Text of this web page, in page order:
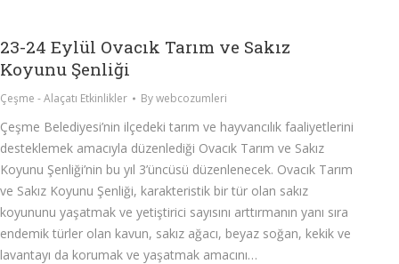
23-24 Eylül Ovacık Tarım ve Sakız
Koyunu Şenliği
Çeşme - Alaçatı Etkinlikler Bywebcozumleri
Çeşme Belediyesi’nin ilçedeki tarım ve hayvancılık faaliyetlerini
desteklemek amacıyla düzenlediği Ovacık Tarım ve Sakız
Koyunu Şenliği’nin bu yıl 3’üncüsü düzenlenecek. Ovacık Tarım
ve Sakız Koyunu Şenliği, karakteristik bir tür olan sakız
koyununu yaşatmak ve yetiştirici sayısını arttırmanın yanı sıra
endemik türler olan kavun, sakız ağacı, beyaz soğan, kekik ve
lavantayı da korumak ve yaşatmak amacını…